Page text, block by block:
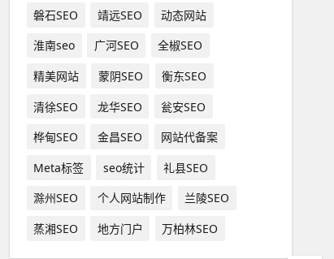
磐石SEO 靖远SEO
动态网站
淮南seo
广河SEO
全椒SEO
精美网站
蒙阴SEO
衡东SEO
清徐SEO
龙华SEO
瓮安SEO
桦甸SEO
金昌SEO
网站代备案
Meta标签
seo统计
礼县SEO
滁州SEO
个人网站制作
兰陵SEO
蒸湘SEO
地方门户 万柏林SEO